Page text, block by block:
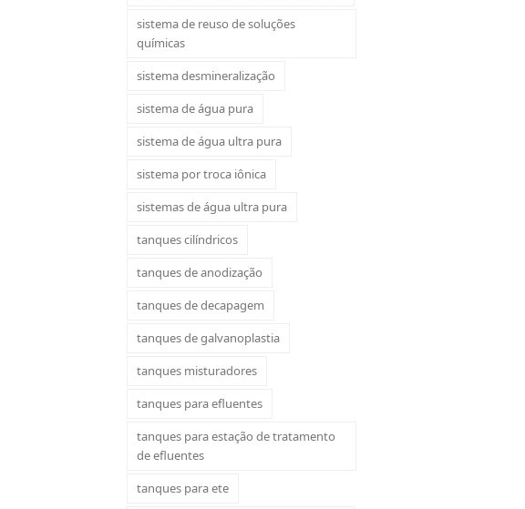
sistema de reuso de soluções
químicas
sistema desmineralização
sistema de água pura
sistema de água ultra pura
sistema por troca iônica
sistemas de água ultra pura
tanques cilíndricos
tanques de anodização
tanques de decapagem
tanques de galvanoplastia
tanques misturadores
tanques para efluentes
tanques para estação de tratamento
de efluentes
tanques para ete